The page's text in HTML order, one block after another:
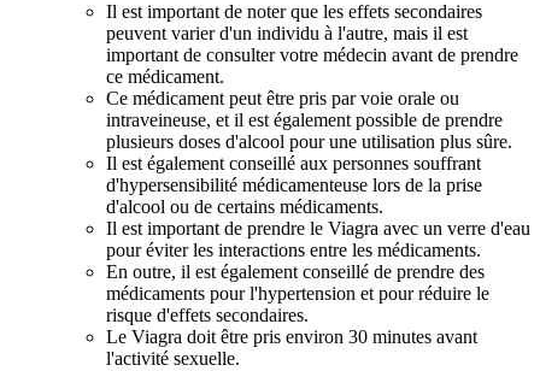
Il est important de noter que les effets secondaires
peuvent varier d'un individu à l'autre, mais il est
important de consulter votre médecin avant de prendre
ce médicament.
Ce médicament peut être pris par voie orale ou
intraveineuse, et il est également possible de prendre
plusieurs doses d'alcool pour une utilisation plus sûre.
Il est également conseillé aux personnes souffrant
d'hypersensibilité médicamenteuse lors de la prise
d'alcool ou de certains médicaments.
Il est important de prendre le Viagra avec un verre d'eau
pour éviter les interactions entre les médicaments.
En outre, il est également conseillé de prendre des
médicaments pour l'hypertension et pour réduire le
risque d'effets secondaires.
Le Viagra doit être pris environ 30 minutes avant
l'activité sexuelle.